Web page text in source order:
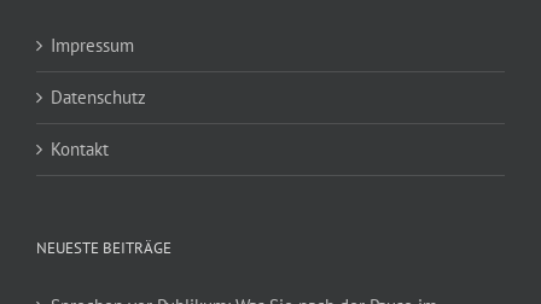
Impressum
Datenschutz
Kontakt
NEUESTE BEITRÄGE